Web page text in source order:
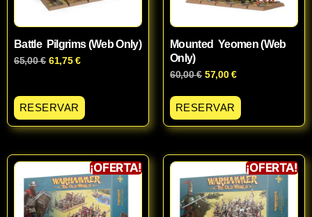
Battle Pilgrims (Web Only)
65,00€ 61,75€
RESERVAR
Mounted Yeomen (Web
Only)
60,00€ 57,00€
RESERVAR
¡OFERTA! ¡OFERTA!